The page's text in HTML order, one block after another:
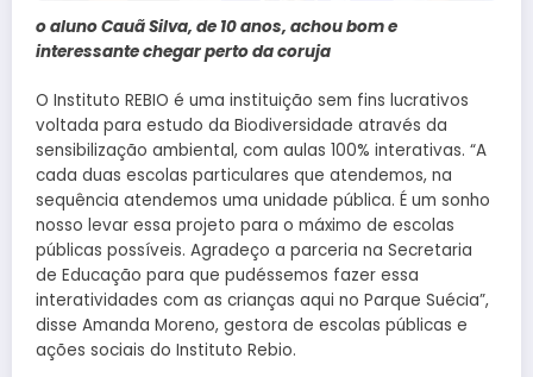
o aluno Cauã Silva, de 10 anos, achou bom e
interessante chegar perto da coruja
O Instituto REBIO é uma instituição sem fins lucrativos
voltada para estudo da Biodiversidade através da
sensibilização ambiental, com aulas 100% interativas. “A
cada duas escolas particulares que atendemos, na
sequência atendemos uma unidade pública. É um sonho
nosso levar essa projeto para o máximo de escolas
públicas possíveis. Agradeço a parceria na Secretaria
de Educação para que pudéssemos fazer essa
interatividades com as crianças aqui no Parque Suécia”,
disse Amanda Moreno, gestora de escolas públicas e
ações sociais do Instituto Rebio.